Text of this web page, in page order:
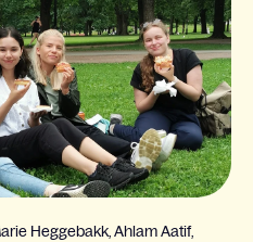
Heggebakk, Ahlam Aatif,